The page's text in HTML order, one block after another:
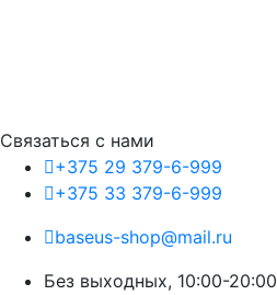
Связаться с нами
+375 29 379-6-999
+375 33 379-6-999
baseus-shop@mail.ru
Без выходных, 10:00-20:00